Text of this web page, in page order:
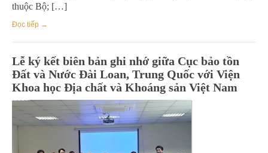
thuộc Bộ; […]
Đọc tiếp →
Lễ ký kết biên bản ghi nhớ giữa Cục bảo tồn
Đất và Nước Đài Loan, Trung Quốc với Viện
Khoa học Địa chất và Khoáng sản Việt Nam